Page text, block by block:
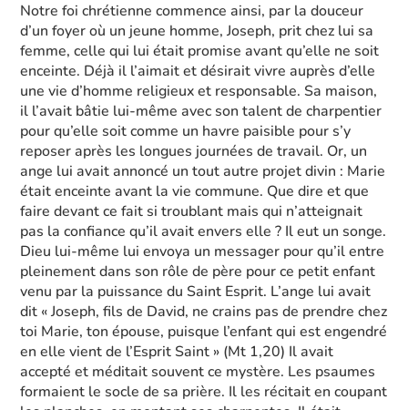
Notre foi chrétienne commence ainsi, par la douceur
d’un foyer où un jeune homme, Joseph, prit chez lui sa
femme, celle qui lui était promise avant qu’elle ne soit
enceinte. Déjà il l’aimait et désirait vivre auprès d’elle
une vie d’homme religieux et responsable. Sa maison,
il l’avait bâtie lui-même avec son talent de charpentier
pour qu’elle soit comme un havre paisible pour s’y
reposer après les longues journées de travail. Or, un
ange lui avait annoncé un tout autre projet divin : Marie
était enceinte avant la vie commune. Que dire et que
faire devant ce fait si troublant mais qui n’atteignait
pas la confiance qu’il avait envers elle ? Il eut un songe.
Dieu lui-même lui envoya un messager pour qu’il entre
pleinement dans son rôle de père pour ce petit enfant
venu par la puissance du Saint Esprit. L’ange lui avait
dit « Joseph, fils de David, ne crains pas de prendre chez
toi Marie, ton épouse, puisque l’enfant qui est engendré
en elle vient de l’Esprit Saint » (Mt 1,20) Il avait
accepté et méditait souvent ce mystère. Les psaumes
formaient le socle de sa prière. Il les récitait en coupant